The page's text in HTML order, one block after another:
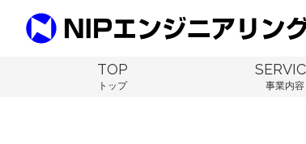
TOP
トップ 事業内容